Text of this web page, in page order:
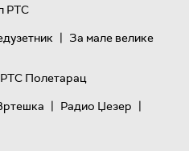
РТС
| За мале велике
РТС Полетарац
| Радио Џезер |